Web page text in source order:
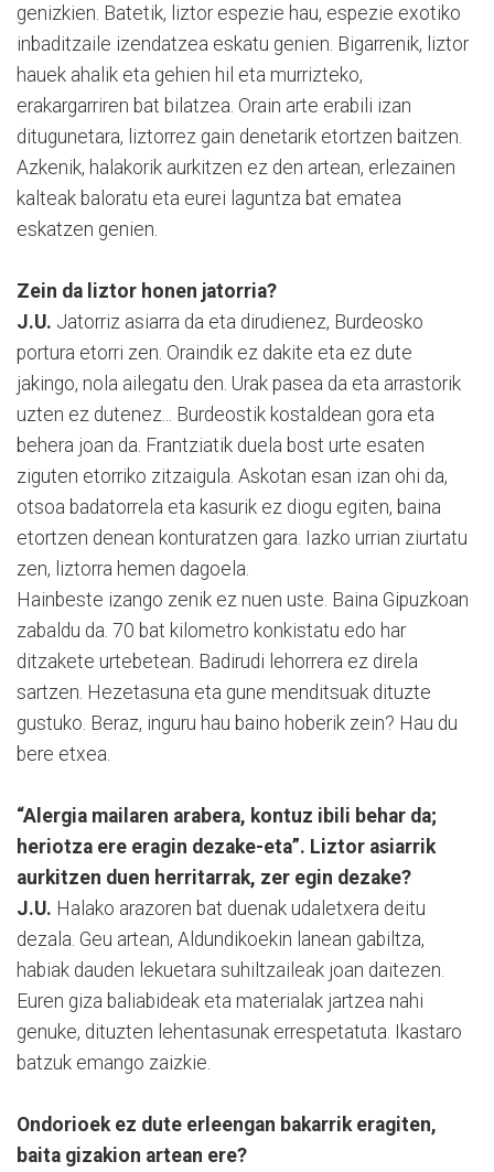
genizkien. Batetik, liztor espezie hau, espezie exotiko
inbaditzaile izendatzea eskatu genien. Bigarrenik, liztor
hauek ahalik eta gehien hil eta murrizteko,
erakargarriren bat bilatzea. Orain arte erabili izan
ditugunetara, liztorrez gain denetarik etortzen baitzen.
Azkenik, halakorik aurkitzen ez den artean, erlezainen
kalteak baloratu eta eurei laguntza bat ematea
eskatzen genien.
Zein da liztor honen jatorria?
J.U. Jatorriz asiarra da eta dirudienez, Burdeosko
portura etorri zen. Oraindik ez dakite eta ez dute
jakingo, nola ailegatu den. Urak pasea da eta arrastorik
uzten ez dutenez... Burdeostik kostaldean gora eta
behera joan da. Frantziatik duela bost urte esaten
ziguten etorriko zitzaigula. Askotan esan izan ohi da,
otsoa badatorrela eta kasurik ez diogu egiten, baina
etortzen denean konturatzen gara. Iazko urrian ziurtatu
zen, liztorra hemen dagoela.
Hainbeste izango zenik ez nuen uste. Baina Gipuzkoan
zabaldu da. 70 bat kilometro konkistatu edo har
ditzakete urtebetean. Badirudi lehorrera ez direla
sartzen. Hezetasuna eta gune menditsuak dituzte
gustuko. Beraz, inguru hau baino hoberik zein? Hau du
bere etxea.
“Alergia mailaren arabera, kontuz ibili behar da;
heriotza ere eragin dezake-eta”. Liztor asiarrik
aurkitzen duen herritarrak, zer egin dezake?
J.U. Halako arazoren bat duenak udaletxera deitu
dezala. Geu artean, Aldundikoekin lanean gabiltza,
habiak dauden lekuetara suhiltzaileak joan daitezen.
Euren giza baliabideak eta materialak jartzea nahi
genuke, dituzten lehentasunak errespetatuta. Ikastaro
batzuk emango zaizkie.
Ondorioek ez dute erleengan bakarrik eragiten,
baita gizakion artean ere?